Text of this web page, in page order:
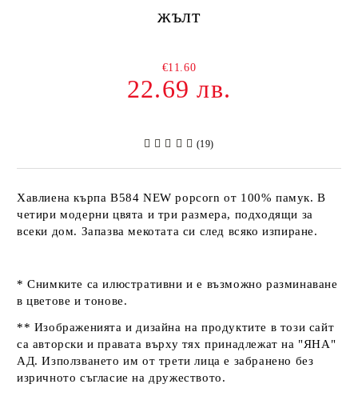
жълт
€11.60
22.69 лв.
(19)
Хавлиена кърпа B584 NEW popcorn от 100% памук. В
четири модерни цвята и три размера, подходящи за
всеки дом. Запазва мекотата си след всяко изпиране.
* Снимките са илюстративни и е възможно разминаване
в цветове и тонове.
** Изображенията и дизайна на продуктите в този сайт
са авторски и правата върху тях принадлежат на "ЯНА"
АД. Използването им от трети лица е забранено без
изричното съгласие на дружеството.